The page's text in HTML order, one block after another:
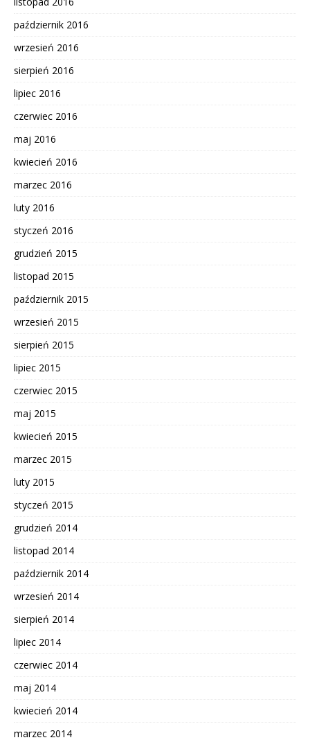
październik 2016
wrzesień 2016
sierpień 2016
lipiec 2016
czerwiec 2016
maj 2016
kwiecień 2016
marzec 2016
luty 2016
styczeń 2016
grudzień 2015
listopad 2015
październik 2015
wrzesień 2015
sierpień 2015
lipiec 2015
czerwiec 2015
maj 2015
kwiecień 2015
marzec 2015
luty 2015
styczeń 2015
grudzień 2014
listopad 2014
październik 2014
wrzesień 2014
sierpień 2014
lipiec 2014
czerwiec 2014
maj 2014
kwiecień 2014
marzec 2014